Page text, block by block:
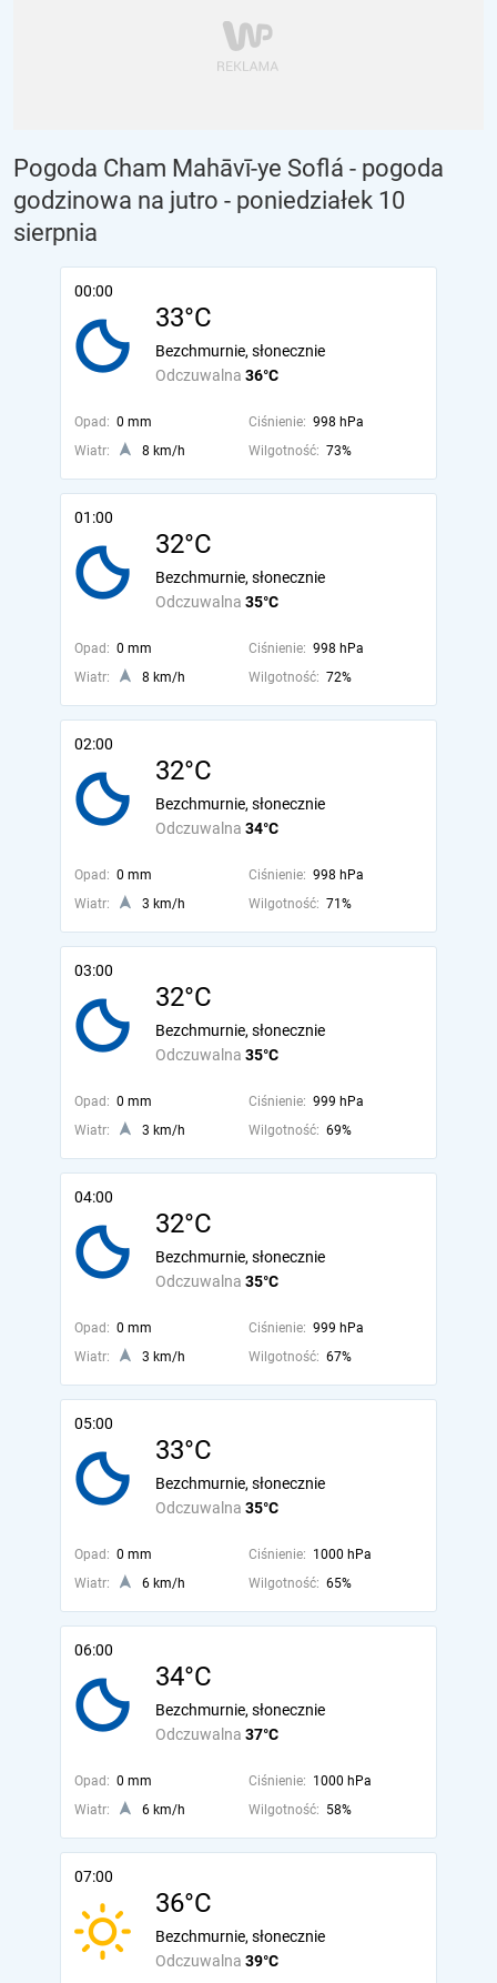
Pogoda Cham Mahāvī-ye Soflá - pogoda
godzinowa na jutro - poniedziałek 10
sierpnia
00:00
33°C
Odczuwalna 36°C
Bezchmurnie, słonecznie
Opad: 0 mm Ciśnienie: 998 hPa
Wiatr:
8 km/h Wilgotność: 73%
01:00
32°C
Odczuwalna 35°C
Bezchmurnie, słonecznie
Opad: 0 mm Ciśnienie: 998 hPa
Wiatr:
8 km/h Wilgotność: 72%
02:00
32°C
Odczuwalna 34°C
Bezchmurnie, słonecznie
Opad: 0 mm Ciśnienie: 998 hPa
Wiatr:
3 km/h Wilgotność: 71%
03:00
32°C
Odczuwalna 35°C
Bezchmurnie, słonecznie
Opad: 0 mm Ciśnienie: 999 hPa
Wiatr:
3 km/h Wilgotność: 69%
04:00
32°C
Odczuwalna 35°C
Bezchmurnie, słonecznie
Opad: 0 mm Ciśnienie: 999 hPa
Wiatr:
3 km/h Wilgotność: 67%
05:00
33°C
Odczuwalna 35°C
Bezchmurnie, słonecznie
Opad: 0 mm Ciśnienie: 1000 hPa
Wiatr:
6 km/h Wilgotność: 65%
06:00
34°C
Odczuwalna 37°C
Bezchmurnie, słonecznie
Opad: 0 mm Ciśnienie: 1000 hPa
Wiatr:
6 km/h Wilgotność: 58%
07:00
36°C
Odczuwalna 39°C
Bezchmurnie, słonecznie